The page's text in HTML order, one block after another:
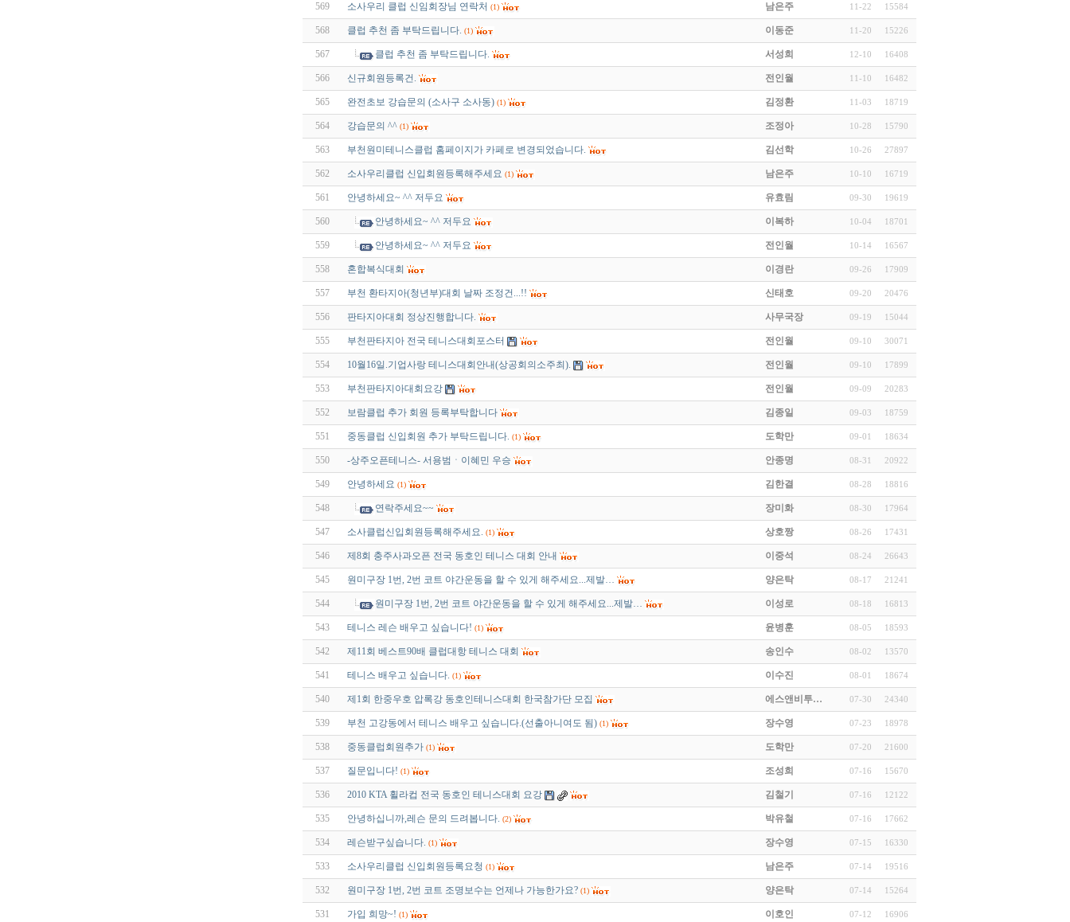
569 소사우리 클럽 신임회장님 연락처 (1) 남은주 11-22 15584
568 클럽 추천 좀 부탁드립니다. (1) 이동준 11-20 15226
567 클럽 추천 좀 부탁드립니다. 서성희 12-10 16408
566 신규회원등록건. 전인월 11-10 16482
565 완전초보 강습문의 (소사구 소사동) (1) 김정환 11-03 18719
564 강습문의 ^^ (1) 조정아 10-28 15790
563 부천원미테니스클럽 홈페이지가 카페로 변경되었습니다. 김선학 10-26 27897
562 소사우리클럽 신입회원등록해주세요 (1) 남은주 10-10 16719
561 안녕하세요~ ^^ 저두요 유효림 09-30 19619
560 안녕하세요~ ^^ 저두요 이복하 10-04 18701
559 안녕하세요~ ^^ 저두요 전인월 10-14 16567
558 혼합복식대회 이경란 09-26 17909
557 부천 환타지아(청년부)대회 날짜 조정건...!! 신태호 09-20 20476
556 판타지아대회 정상진행합니다. 사무국장 09-19 15044
555 부천판타지아 전국 테니스대회포스터 전인월 09-10 30071
554 10월16일.기업사랑 테니스대회안내(상공회의소주최). 전인월 09-10 17899
553 부천판타지아대회요강 전인월 09-09 20283
552 보람클럽 추가 회원 등록부탁합니다 김종일 09-03 18759
551 중동클럽 신입회원 추가 부탁드립니다. (1) 도학만 09-01 18634
550 -상주오픈테니스- 서용범ㆍ이혜민 우승 안종명 08-31 20922
549 안녕하세요 (1) 김한결 08-28 18816
548 연락주세요~~ 장미화 08-30 17964
547 소사클럽신입회원등록해주세요. (1) 상호짱 08-26 17431
546 제8회 충주사과오픈 전국 동호인 테니스 대회 안내 이중석 08-24 26643
545 원미구장 1번, 2번 코트 야간운동을 할 수 있게 해주세요...제발… 양은탁 08-17 21241
544 원미구장 1번, 2번 코트 야간운동을 할 수 있게 해주세요...제발… 이성로 08-18 16813
543 테니스 레슨 배우고 싶습니다! (1) 윤병훈 08-05 18593
542 제11회 베스트90배 클럽대항 테니스 대회 송인수 08-02 13570
541 테니스 배우고 싶습니다. (1) 이수진 08-01 18674
540 제1회 한중우호 압록강 동호인테니스대회 한국참가단 모집 에스앤비투… 07-30 24340
539 부천 고강동에서 테니스 배우고 싶습니다.(선출아니여도 됨) (1) 장수영 07-23 18978
538 중동클럽회원추가 (1) 도학만 07-20 21600
537 질문입니다! (1) 조성희 07-16 15670
536 2010 KTA 휠라컵 전국 동호인 테니스대회 요강 김철기 07-16 12122
535 안녕하십니까,레슨 문의 드려봅니다. (2) 박유철 07-16 17662
534 레슨받구싶습니다. (1) 장수영 07-15 16330
533 소사우리클럽 신입회원등록요청 (1) 남은주 07-14 19516
532 원미구장 1번, 2번 코트 조명보수는 언제나 가능한가요? (1) 양은탁 07-14 15264
531 가입 희망~! (1) 이호인 07-12 16906